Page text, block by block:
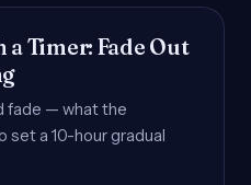
a Timer: Fade Out
fade — what the
set a 10-hour gradual